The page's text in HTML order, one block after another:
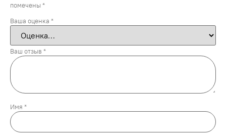
помечены *
Ваша оценка *
Ваш отзыв *
Имя *